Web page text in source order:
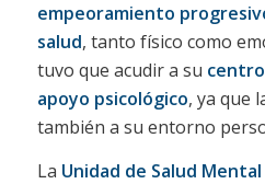
empeoramiento
salud, tanto físico como
tuvo que acudir a su
apoyo psicológico, ya que
también a su entorno
La Unidad de Salud Mental